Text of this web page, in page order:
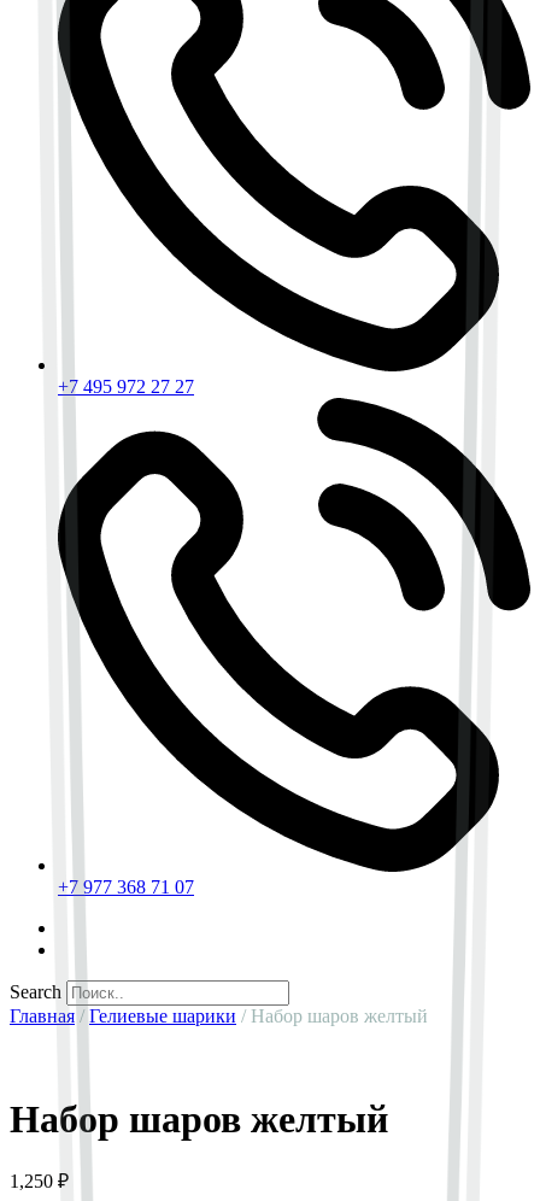
+7 495 972 27 27
+7 977 368 71 07
Search
Главная / Гелиевые шарики / Набор шаров желтый
Набор шаров желтый
1,250 ₽